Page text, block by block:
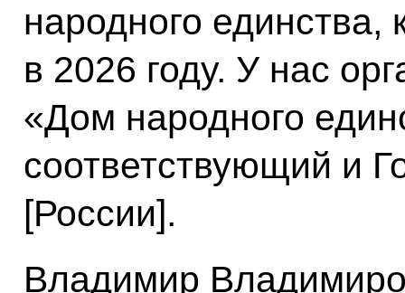
народного
в 2026 году. У нас
«Дом народного
соответствующий и
[России].
Владимир